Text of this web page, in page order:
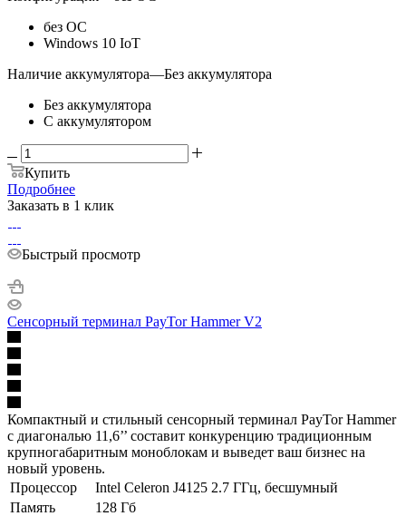
без ОС
Windows 10 IoT
Наличие аккумулятора—Без аккумулятора
Без аккумулятора
С аккумулятором
Купить
Подробнее
Заказать в 1 клик
Быстрый просмотр
Сенсорный терминал PayTor Hammer V2
Компактный и стильный сенсорный терминал PayTor Hammer
с диагональю 11,6’’ составит конкуренцию традиционным
крупногабаритным моноблокам и выведет ваш бизнес на
новый уровень.
Процессор
Intel Celeron J4125 2.7 ГГц, беcшумный
Память
128 Гб